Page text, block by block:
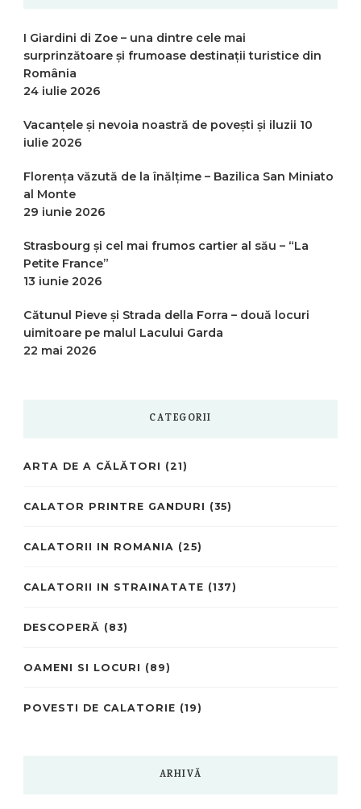
I Giardini di Zoe – una dintre cele mai
surprinzătoare și frumoase destinații turistice din
România
24 iulie 2026
Vacanțele și nevoia noastră de povești și iluzii 10
iulie 2026
Florența văzută de la înălțime – Bazilica San Miniato
al Monte
29 iunie 2026
Strasbourg și cel mai frumos cartier al său – “La
Petite France”
13 iunie 2026
Cătunul Pieve și Strada della Forra – două locuri
uimitoare pe malul Lacului Garda
22 mai 2026
CATEGORII
ARTA DE A CĂLĂTORI (21)
CALATOR PRINTRE GANDURI (35)
CALATORII IN ROMANIA (25)
CALATORII IN STRAINATATE (137)
DESCOPERĂ (83)
OAMENI SI LOCURI (89)
POVESTI DE CALATORIE (19)
ARHIVĂ